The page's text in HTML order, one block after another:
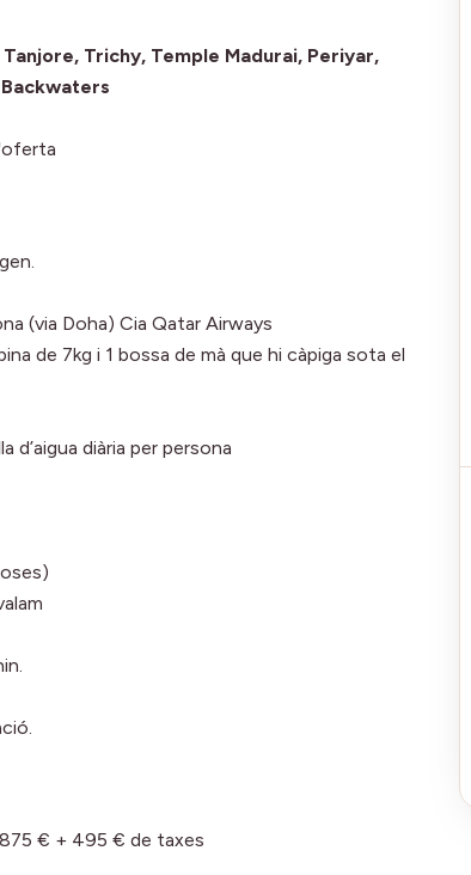
Trichy, Temple Madurai, Periyar,
(via Doha) Cia Qatar Airways
de 7kg i 1 bossa de mà que hi càpiga sota el
d’aigua diària per persona
€ + 495 € de taxes